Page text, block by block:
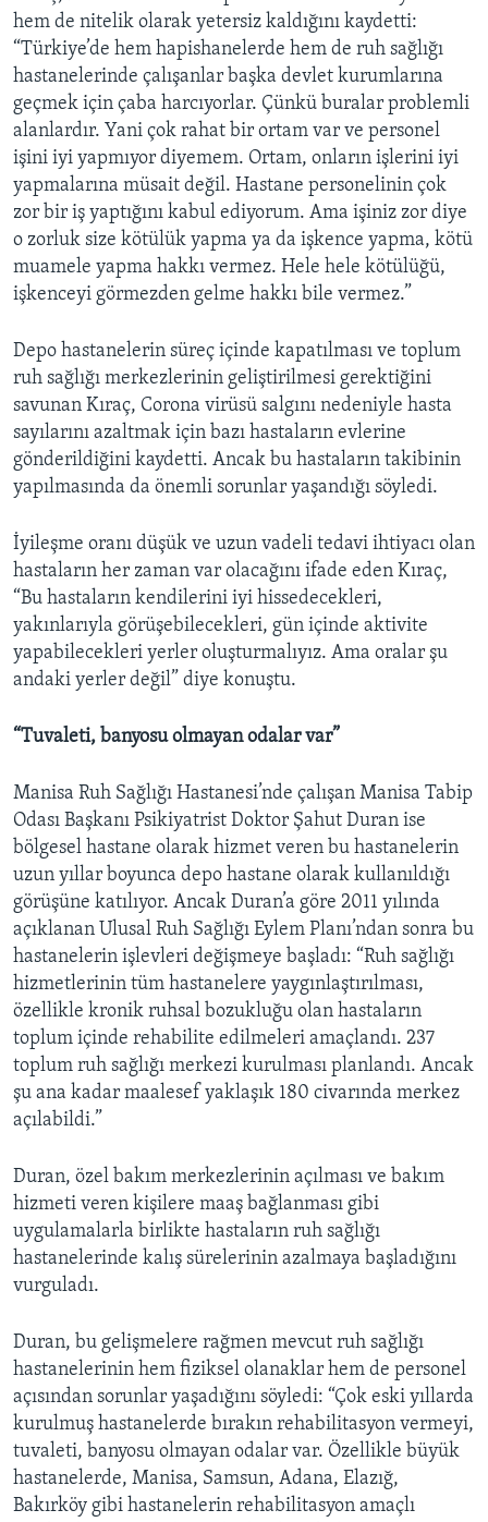
hem de nitelik olarak yetersiz kaldığını kaydetti:
“Türkiye’de hem hapishanelerde hem de ruh sağlığı
hastanelerinde çalışanlar başka devlet kurumlarına
geçmek için çaba harcıyorlar. Çünkü buralar problemli
alanlardır. Yani çok rahat bir ortam var ve personel
işini iyi yapmıyor diyemem. Ortam, onların işlerini iyi
yapmalarına müsait değil. Hastane personelinin çok
zor bir iş yaptığını kabul ediyorum. Ama işiniz zor diye
o zorluk size kötülük yapma ya da işkence yapma, kötü
muamele yapma hakkı vermez. Hele hele kötülüğü,
işkenceyi görmezden gelme hakkı bile vermez.”
Depo hastanelerin süreç içinde kapatılması ve toplum
ruh sağlığı merkezlerinin geliştirilmesi gerektiğini
savunan Kıraç, Corona virüsü salgını nedeniyle hasta
sayılarını azaltmak için bazı hastaların evlerine
gönderildiğini kaydetti. Ancak bu hastaların takibinin
yapılmasında da önemli sorunlar yaşandığı söyledi.
İyileşme oranı düşük ve uzun vadeli tedavi ihtiyacı olan
hastaların her zaman var olacağını ifade eden Kıraç,
“Bu hastaların kendilerini iyi hissedecekleri,
yakınlarıyla görüşebilecekleri, gün içinde aktivite
yapabilecekleri yerler oluşturmalıyız. Ama oralar şu
andaki yerler değil” diye konuştu.
“Tuvaleti, banyosu olmayan odalar var”
Manisa Ruh Sağlığı Hastanesi’nde çalışan Manisa Tabip
Odası Başkanı Psikiyatrist Doktor Şahut Duran ise
bölgesel hastane olarak hizmet veren bu hastanelerin
uzun yıllar boyunca depo hastane olarak kullanıldığı
görüşüne katılıyor. Ancak Duran’a göre 2011 yılında
açıklanan Ulusal Ruh Sağlığı Eylem Planı’ndan sonra bu
hastanelerin işlevleri değişmeye başladı: “Ruh sağlığı
hizmetlerinin tüm hastanelere yaygınlaştırılması,
özellikle kronik ruhsal bozukluğu olan hastaların
toplum içinde rehabilite edilmeleri amaçlandı. 237
toplum ruh sağlığı merkezi kurulması planlandı. Ancak
şu ana kadar maalesef yaklaşık 180 civarında merkez
açılabildi.”
Duran, özel bakım merkezlerinin açılması ve bakım
hizmeti veren kişilere maaş bağlanması gibi
uygulamalarla birlikte hastaların ruh sağlığı
hastanelerinde kalış sürelerinin azalmaya başladığını
vurguladı.
Duran, bu gelişmelere rağmen mevcut ruh sağlığı
hastanelerinin hem fiziksel olanaklar hem de personel
açısından sorunlar yaşadığını söyledi: “Çok eski yıllarda
kurulmuş hastanelerde bırakın rehabilitasyon vermeyi,
tuvaleti, banyosu olmayan odalar var. Özellikle büyük
hastanelerde, Manisa, Samsun, Adana, Elazığ,
Bakırköy gibi hastanelerin rehabilitasyon amaçlı